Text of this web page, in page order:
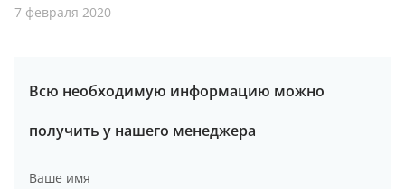
7 февраля 2020
Всю необходимую информацию можно
получить у нашего менеджера
Ваше имя